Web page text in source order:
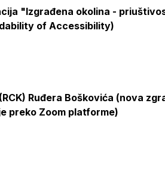
"Izgrađena okolina -
of Accessibility)
Ruđera Boškovića (nova
preko Zoom platforme)